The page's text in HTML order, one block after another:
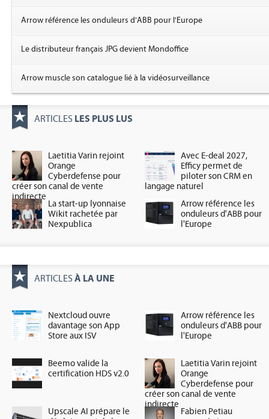
Arrow référence les onduleurs d'ABB pour l'Europe
Le distributeur français JPG devient Mondoffice
Arrow muscle son catalogue lié à la vidéosurveillance
ARTICLES LES PLUS LUS
Laetitia Varin rejoint
Orange
Cyberdefense pour
créer son canal de vente
indirecte
Avec E-deal 2027,
Efficy permet de
piloter son CRM en
langage naturel
La start-up lyonnaise
Wikit rachetée par
Nexpublica
Arrow référence les
onduleurs d'ABB pour
l'Europe
ARTICLES À LA UNE
Nextcloud ouvre
davantage son App
Store aux ISV
Arrow référence les
onduleurs d'ABB pour
l'Europe
Beemo valide la
certification HDS v2.0
Laetitia Varin rejoint
Orange
Cyberdefense pour
créer son canal de vente
indirecte
Upscale AI prépare le
Fabien Petiau